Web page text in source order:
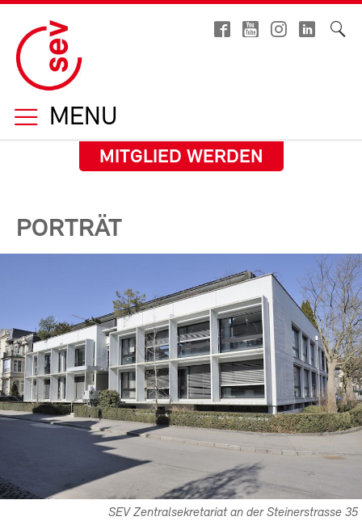
MENU
MITGLIED WERDEN
PORTRÄT
SEV Zentralsekretariat an der Steinerstrasse 35